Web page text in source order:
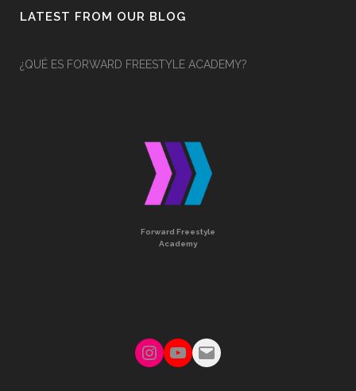
LATEST FROM OUR BLOG
¿QUÉ ES FORWARD FREESTYLE ACADEMY?
Forward Freestyle
Academy
Instagram
YouTube
Mail